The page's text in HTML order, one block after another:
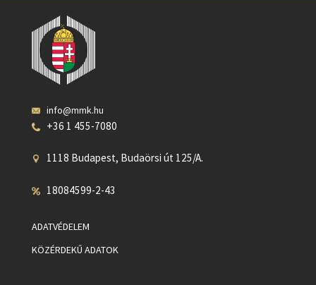
info@mmk.hu
+36 1 455-7080
1118 Budapest, Budaörsi út 125/A.
18084599-2-43
ADATVÉDELEM
KÖZÉRDEKŰ ADATOK